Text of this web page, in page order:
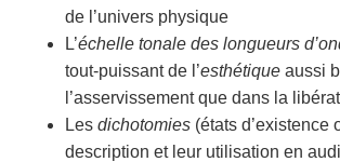
de l’univers physique
L’échelle tonale des longueurs
tout-puissant de l’esthétique aussi
l’asservissement que dans la
Les dichotomies (états d’existence
description et leur utilisation en